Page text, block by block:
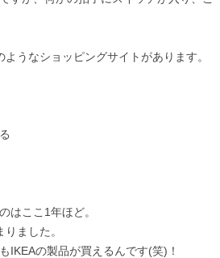
うなショッピングサイトがあります。
はここ1年ほど。
ました。
IKEAの製品が買えるんです(笑)！